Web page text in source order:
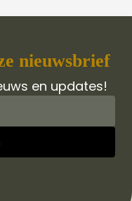
nieuwsbrief
en updates!